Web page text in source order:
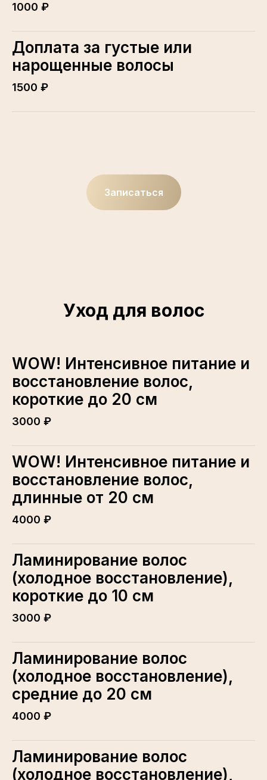
1000 ₽
Доплата за густые или
нарощенные волосы
1500 ₽
Записаться
Уход для волос
WOW! Интенсивное питание и
восстановление волос,
короткие до 20 см
3000 ₽
WOW! Интенсивное питание и
восстановление волос,
длинные от 20 см
4000 ₽
Ламинирование волос
(холодное восстановление),
короткие до 10 см
3000 ₽
Ламинирование волос
(холодное восстановление),
средние до 20 см
4000 ₽
Ламинирование волос
(холодное восстановление),